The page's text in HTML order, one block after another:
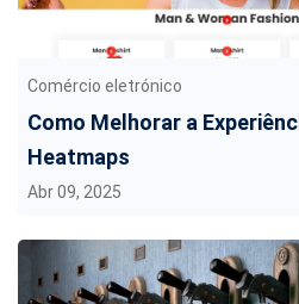
Comércio eletrónico
Como Melhorar a
Heatmaps
Abr 09, 2025